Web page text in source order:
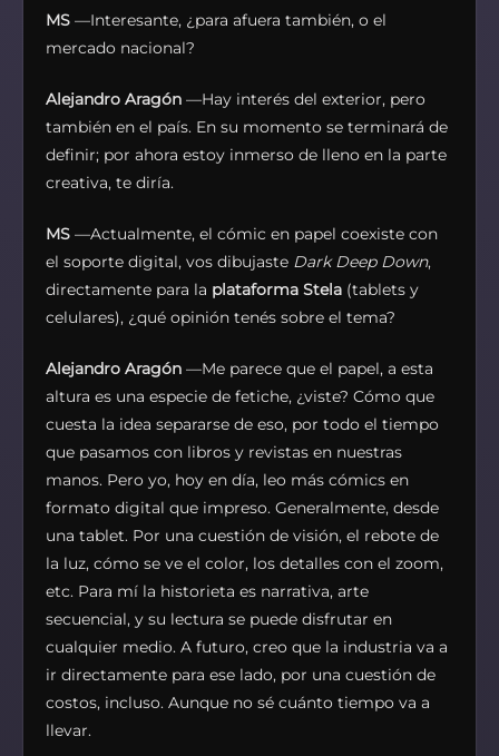
MS —Interesante, ¿para afuera también, o el
mercado nacional?
Alejandro Aragón —Hay interés del exterior, pero
también en el país. En su momento se terminará de
definir; por ahora estoy inmerso de lleno en la parte
creativa, te diría.
MS —Actualmente, el cómic en papel coexiste con
el soporte digital, vos dibujaste Dark Deep Down,
directamente para la plataforma Stela (tablets y
celulares), ¿qué opinión tenés sobre el tema?
Alejandro Aragón —Me parece que el papel, a esta
altura es una especie de fetiche, ¿viste? Cómo que
cuesta la idea separarse de eso, por todo el tiempo
que pasamos con libros y revistas en nuestras
manos. Pero yo, hoy en día, leo más cómics en
formato digital que impreso. Generalmente, desde
una tablet. Por una cuestión de visión, el rebote de
la luz, cómo se ve el color, los detalles con el zoom,
etc. Para mí la historieta es narrativa, arte
secuencial, y su lectura se puede disfrutar en
cualquier medio. A futuro, creo que la industria va a
ir directamente para ese lado, por una cuestión de
costos, incluso. Aunque no sé cuánto tiempo va a
llevar.